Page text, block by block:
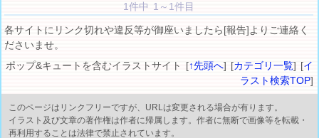
1件中 1～1件目
各サイトにリンク切れや違反等が御座いましたら[報告]よりご連絡く
ださいませ。
ポップ&キュートを含むイラストサイト [↑先頭へ] [カテゴリ一覧] [イ
ラスト検索TOP]
このページはリンクフリーですが、URLは変更される場合が有ります。
イラスト及び文章の著作権は作者に帰属します。作者に無断で画像等を転載・
再利用することは法律で禁止されています。